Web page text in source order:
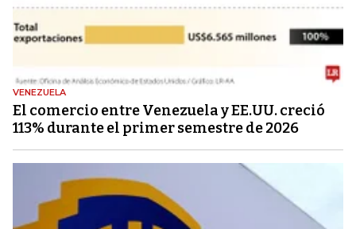
VENEZUELA
El comercio entre Venezuela y EE.UU. creció
113% durante el primer semestre de 2026